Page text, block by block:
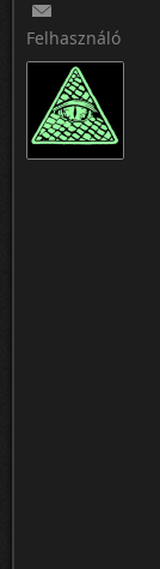
Felhasználó